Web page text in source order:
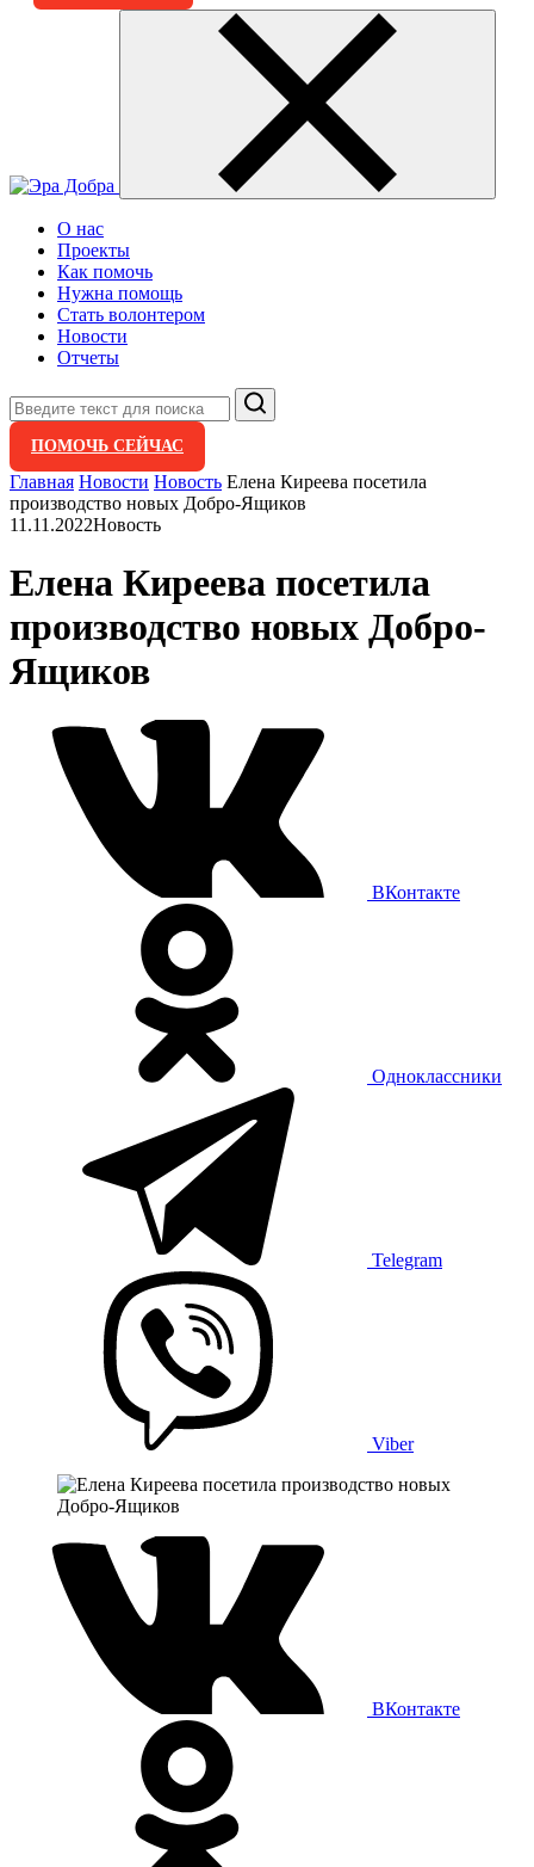
О нас
Проекты
Как помочь
Нужна помощь
Стать волонтером
Новости
Отчеты
Поиск
ПОМОЧЬ СЕЙЧАС
Главная Новости Новость Елена Киреева посетила
производство новых Добро-Ящиков
11.11.2022Новость
Елена Киреева посетила
производство новых Добро-
Ящиков
ВКонтакте
Одноклассники
Telegram
Viber
ВКонтакте